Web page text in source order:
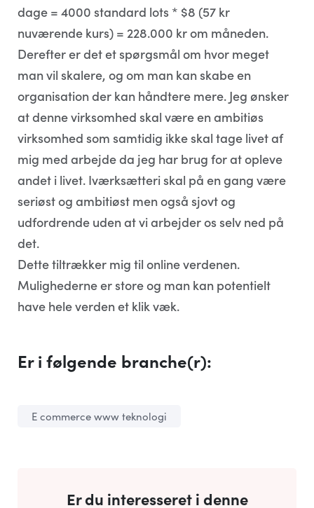
dage = 4000 standard lots * $8 (57 kr
nuværende kurs) = 228.000 kr om måneden.
Derefter er det et spørgsmål om hvor meget
man vil skalere, og om man kan skabe en
organisation der kan håndtere mere. Jeg ønsker
at denne virksomhed skal være en ambitiøs
virksomhed som samtidig ikke skal tage livet af
mig med arbejde da jeg har brug for at opleve
andet i livet. Iværksætteri skal på en gang være
seriøst og ambitiøst men også sjovt og
udfordrende uden at vi arbejder os selv ned på
det.
Dette tiltrækker mig til online verdenen.
Mulighederne er store og man kan potentielt
have hele verden et klik væk.
Er i følgende branche(r):
E commerce www teknologi
Er du interesseret i denne